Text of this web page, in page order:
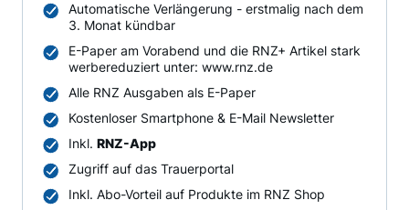
Automatische Verlängerung - erstmalig nach dem
3. Monat kündbar
E-Paper am Vorabend und die RNZ+ Artikel stark
werbereduziert unter: www.rnz.de
Alle RNZ Ausgaben als E-Paper
Kostenloser Smartphone & E-Mail Newsletter
Inkl. RNZ-App
Zugriff auf das Trauerportal
Inkl. Abo-Vorteil auf Produkte im RNZ Shop